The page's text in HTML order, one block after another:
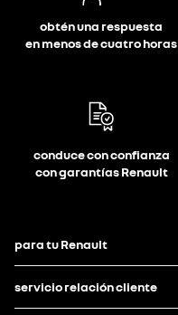
obtén una respuesta
en menos de cuatro horas
conduce con confianza
con garantías Renault
para tu Renault
servicio relación cliente